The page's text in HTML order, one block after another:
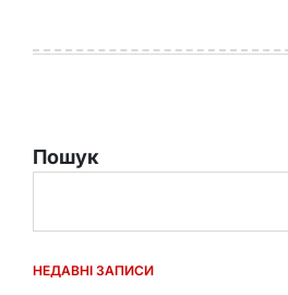
Пошук
НЕДАВНІ ЗАПИСИ